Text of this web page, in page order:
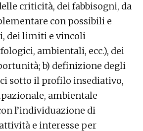
criticità, dei fabbisogni, da
con possibili e
dei limiti e vincoli
ambientali, ecc.), dei
b) definizione degli
sotto il profilo insediativo,
ambientale
l’individuazione di
e interesse per